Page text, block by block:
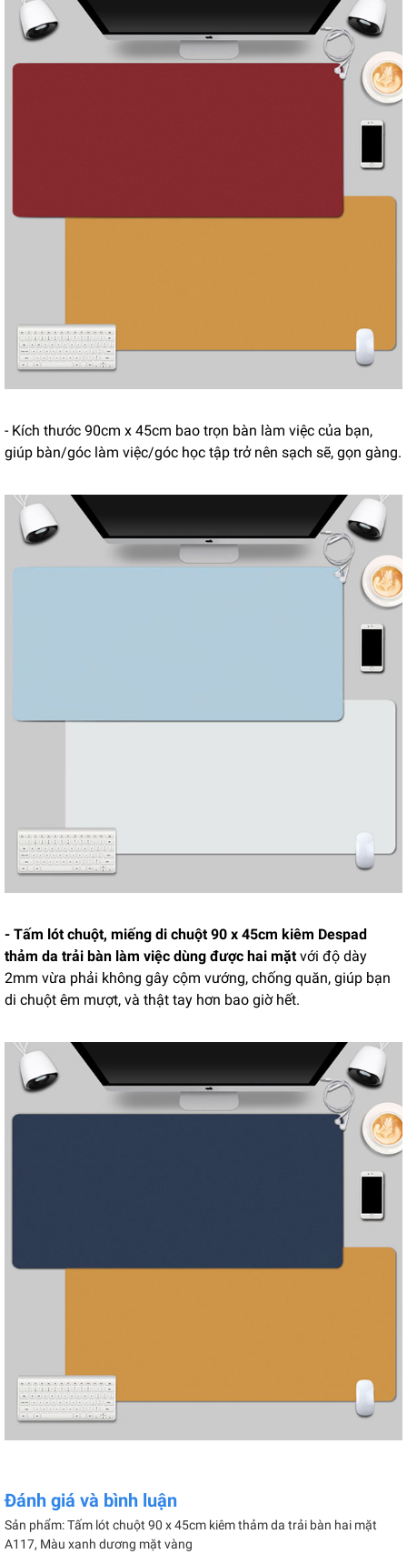
- Kích thước 90cm x 45cm bao trọn bàn làm việc của bạn,
giúp bàn/góc làm việc/góc học tập trở nên sạch sẽ, gọn gàng.
- Tấm lót chuột, miếng di chuột 90 x 45cm kiêm Despad
thảm da trải bàn làm việc dùng được hai mặtvới độ dày
2mm vừa phải không gây cộm vướng, chống quăn, giúp bạn
di chuột êm mượt, và thật tay hơn bao giờ hết.
Đánh giá và bình luận
Sản phẩm: Tấm lót chuột 90 x 45cm kiêm thảm da trải bàn hai mặt
A117, Màu xanh dương mặt vàng